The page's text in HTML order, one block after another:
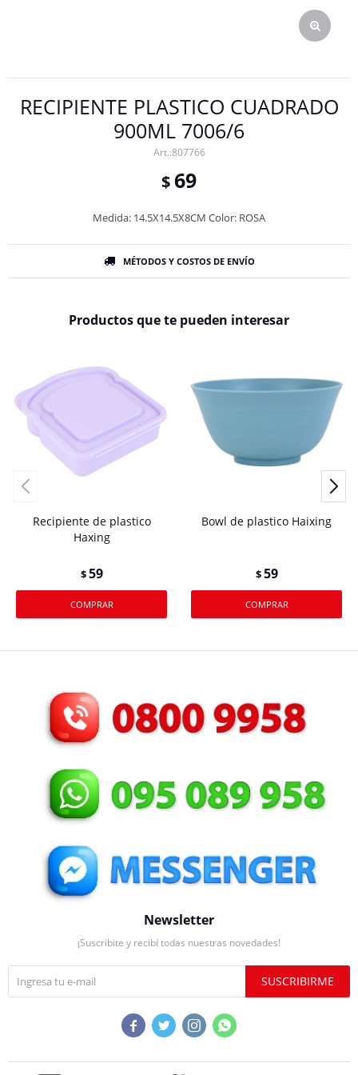
RECIPIENTE PLASTICO CUADRADO
900ML 7006/6
807766
$69
Medida: 14.5X14.5X8CM Color: ROSA
MÉTODOS Y COSTOS DE ENVÍO
Productos que te pueden interesar
Recipiente de plastico
Haxing
$59
Bowl de plastico Haixing
$59
Newsletter
¡Suscribite y recibí todas nuestras novedades!
SUSCRIBIRME
   